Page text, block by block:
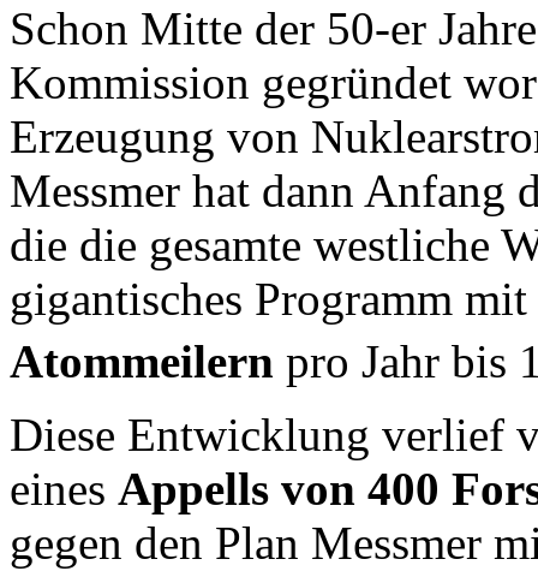
Schon Mitte der 50-er
Kommission gegründet
Erzeugung von
Messmer hat dann Anfang
die die gesamte westliche
gigantisches Programm
Atommeilern pro Jahr bis
Diese Entwicklung verlief
eines Appells von 400
gegen den Plan Messmer